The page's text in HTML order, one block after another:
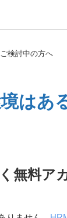
ご検討中の方へ
はあ
無料ア